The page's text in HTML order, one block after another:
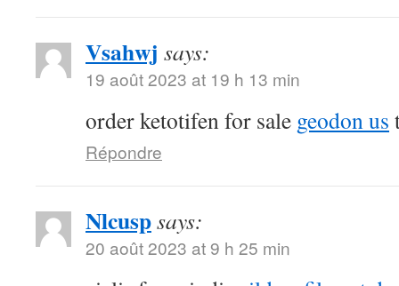
Vsahwj says:
19 août 2023 at 19 h 13 min
order ketotifen for sale geodon us
Répondre
Nlcuspsays:
20 août 2023 at 9 h 25 min